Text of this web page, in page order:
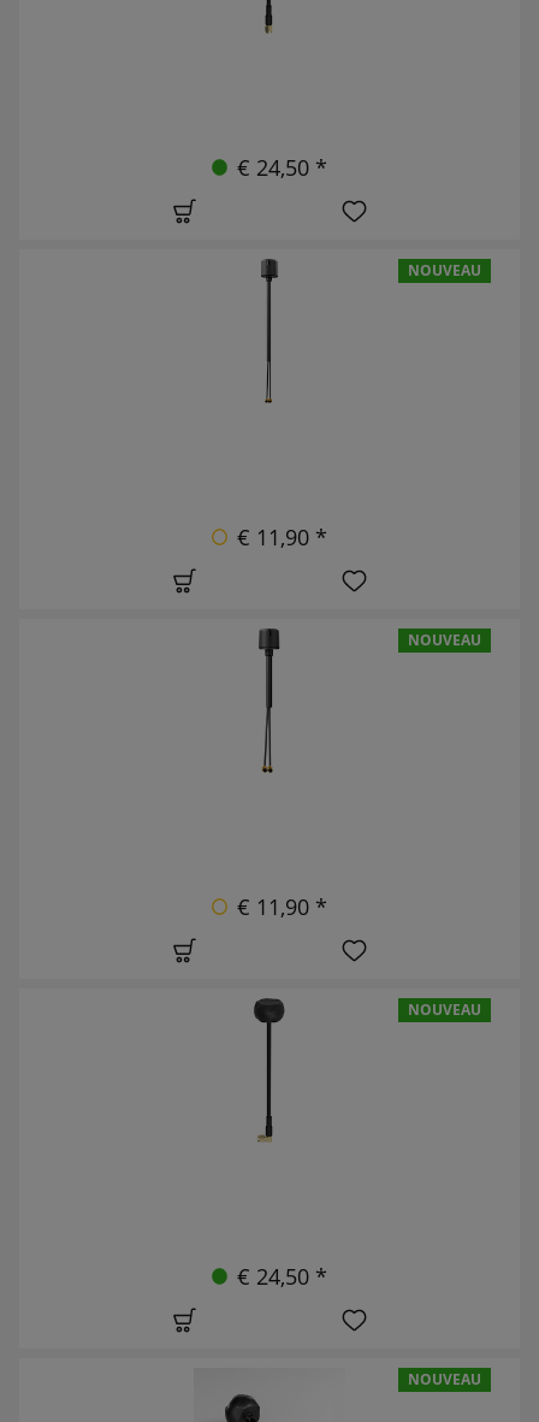
€ 24,50 *
NOUVEAU
€ 11,90 *
NOUVEAU
€ 11,90 *
NOUVEAU
€ 24,50 *
NOUVEAU